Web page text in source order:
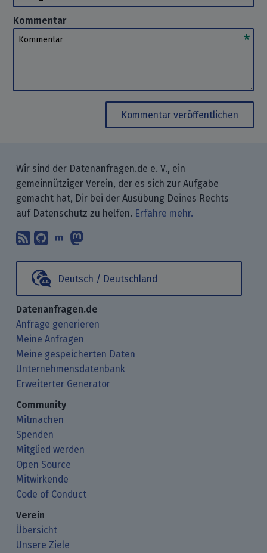
Kommentar
Kommentar
Kommentar veröffentlichen
Wir sind der Datenanfragen.de e. V., ein
gemeinnütziger Verein, der es sich zur Aufgabe
gemacht hat, Dir bei der Ausübung Deines Rechts
auf Datenschutz zu helfen. Erfahre mehr.
Abonniere unsere Blogbeiträge mit
Finde uns bei GitHub.
Unterhalte Dich mit uns über
Deutsch / Deutschland
Datenanfragen.de
Anfrage generieren
Meine Anfragen
Meine gespeicherten Daten
Unternehmensdatenbank
Erweiterter Generator
Community
Mitmachen
Spenden
Mitglied werden
Open Source
Mitwirkende
Code of Conduct
Verein
Übersicht
Unsere Ziele